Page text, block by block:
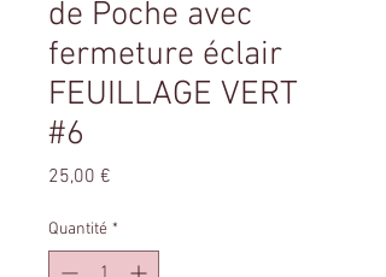
de Poche avec
fermeture éclair
FEUILLAGE VERT
#6
25,00 €
Quantité *